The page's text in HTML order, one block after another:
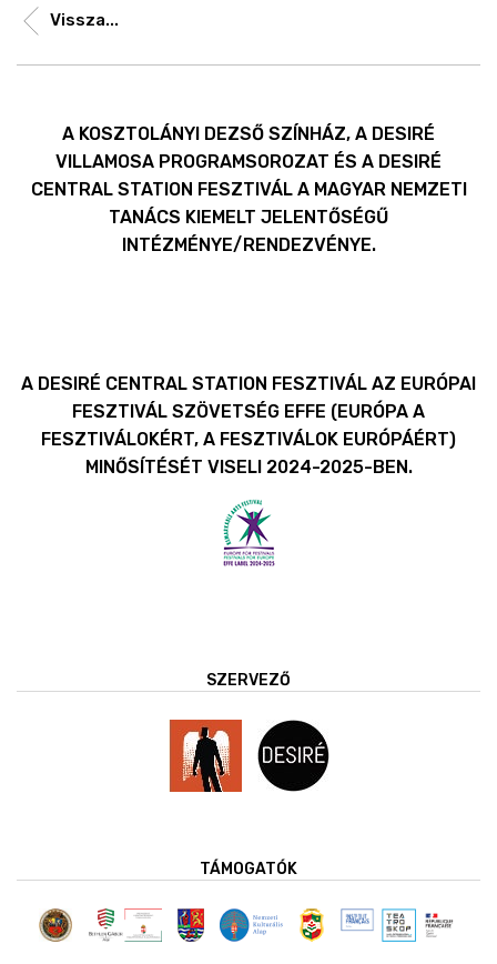
Vissza...
A KOSZTOLÁNYI DEZSŐ SZÍNHÁZ, A DESIRÉ
VILLAMOSA PROGRAMSOROZAT ÉS A DESIRÉ
CENTRAL STATION FESZTIVÁL A MAGYAR NEMZETI
TANÁCS KIEMELT JELENTŐSÉGŰ
INTÉZMÉNYE/RENDEZVÉNYE.
A DESIRÉ CENTRAL STATION FESZTIVÁL AZ EURÓPAI
FESZTIVÁL SZÖVETSÉG EFFE (EURÓPA A
FESZTIVÁLOKÉRT, A FESZTIVÁLOK EURÓPÁÉRT)
MINŐSÍTÉSÉT VISELI 2024-2025-BEN.
SZERVEZŐ
TÁMOGATÓK